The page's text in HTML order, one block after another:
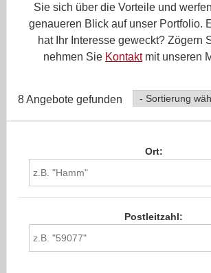
Sie sich über die Vorteile und
genaueren Blick auf unser Portfolio.
hat Ihr Interesse geweckt? Zögern
nehmen Sie Kontaktmit unseren
8 Angebote gefunden
Ort:
Postleitzahl: